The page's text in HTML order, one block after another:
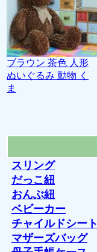
ブラウン 茶色 人形
ぬいぐるみ 動物 く
ま
スリング
だっこ紐
おんぶ紐
ベビーカー
チャイルドシート
マザーズバッグ